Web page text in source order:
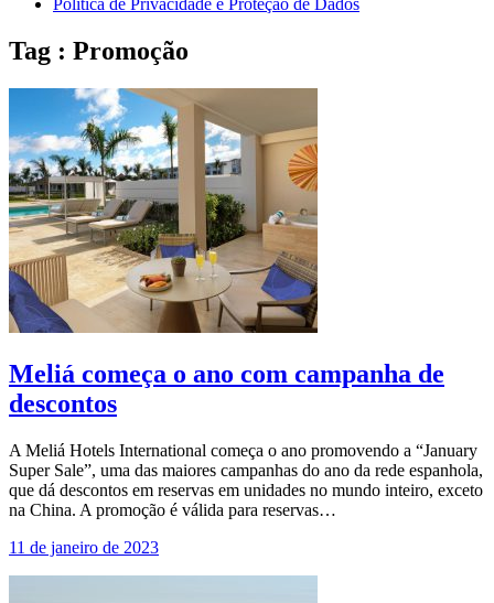
Política de Privacidade e Proteção de Dados
Tag : Promoção
Meliá começa o ano com campanha de
descontos
A Meliá Hotels International começa o ano promovendo a “January
Super Sale”, uma das maiores campanhas do ano da rede espanhola,
que dá descontos em reservas em unidades no mundo inteiro, exceto
na China. A promoção é válida para reservas…
11 de janeiro de 2023